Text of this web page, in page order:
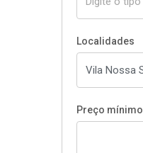
Localidades
Preço mínimo